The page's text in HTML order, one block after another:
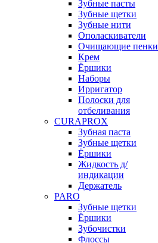
Зубные пасты
Зубные щетки
Зубные нити
Ополаскиватели
Очищающие пенки
Крем
Ёршики
Наборы
Ирригатор
Полоски для
отбеливания
CURAPROX
Зубная паста
Зубные щетки
Ёршики
Жидкость д/
индикации
Держатель
PARO
Зубные щетки
Ёршики
Зубочистки
Флоссы